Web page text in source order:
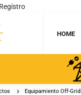
HOME
Equipamiento Off-Grid